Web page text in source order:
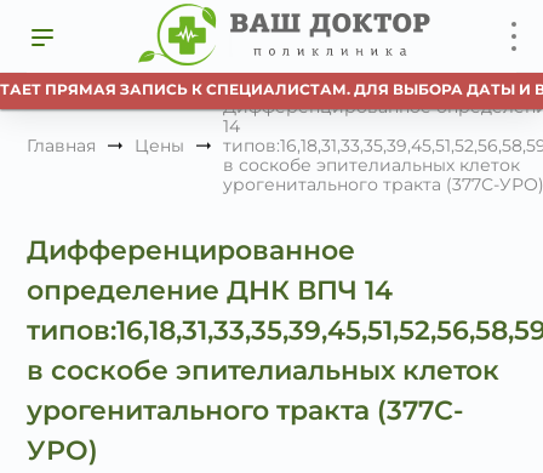
ПРЯМАЯ ЗАПИСЬ К СПЕЦИАЛИСТАМ. ДЛЯ ВЫБОРА ДАТЫ И
Главная Цены
Дифференцированное
14
в соскобе эпителиальных клеток
урогенитального тракта (377С-
Дифференцированное
определение ДНК ВПЧ 14
в соскобе эпителиальных клеток
урогенитального тракта (377С-
УРО)